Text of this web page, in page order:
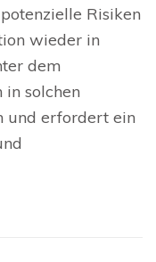
Risiken
wieder in
dem
in solchen
und erfordert ein